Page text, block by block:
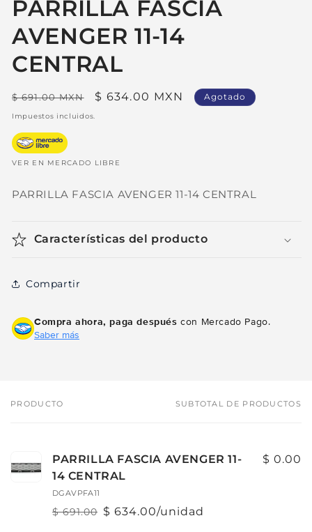
PARRILLA FASCIA
AVENGER 11-14
CENTRAL
Precio
habitual
$ 691.00 MXN
Precio
$ 634.00 MXN Agotado
Impuestos incluidos.
VER EN MERCADO LIBRE
PARRILLA FASCIA AVENGER 11-14 CENTRAL
Características del producto
Compartir
Compra ahora, paga después con Mercado Pago.
Saber más
Tu
PRODUCTO SUBTOTAL DE PRODUCTOS
PARRILLA FASCIA AVENGER 11-
14 CENTRAL
DGAVPFA11
Precio
$ 691.00
Precio
$ 634.00/unidad
$ 0.00